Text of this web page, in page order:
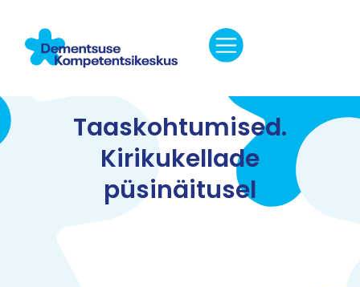
Taaskohtumised.
Kirikukellade
püsinäitusel